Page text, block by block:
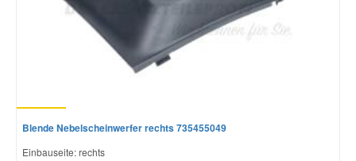
Blende Nebelscheinwerfer rechts 735455049
Einbauseite: rechts